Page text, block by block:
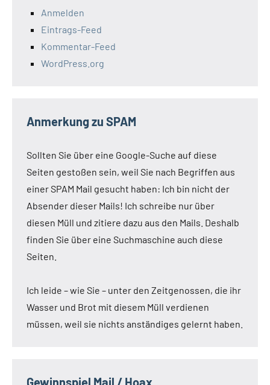
Anmelden
Eintrags-Feed
Kommentar-Feed
WordPress.org
Anmerkung zu SPAM
Sollten Sie über eine Google-Suche auf diese
Seiten gestoßen sein, weil Sie nach Begriffen aus
einer SPAM Mail gesucht haben: Ich bin nicht der
Absender dieser Mails! Ich schreibe nur über
diesen Müll und zitiere dazu aus den Mails. Deshalb
finden Sie über eine Suchmaschine auch diese
Seiten.
Ich leide – wie Sie – unter den Zeitgenossen, die ihr
Wasser und Brot mit diesem Müll verdienen
müssen, weil sie nichts anständiges gelernt haben.
Gewinnspiel Mail / Hoax